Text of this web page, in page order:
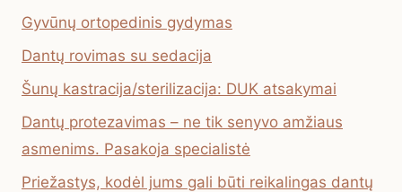
Gyvūnų ortopedinis gydymas
Dantų rovimas su sedacija
Šunų kastracija/sterilizacija: DUK atsakymai
Dantų protezavimas – ne tik senyvo amžiaus
asmenims. Pasakoja specialistė
Priežastys, kodėl jums gali būti reikalingas dantų